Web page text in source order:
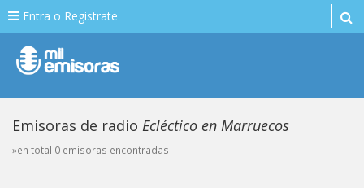
Entra o Registrate
Emisoras de radio Ecléctico en Marruecos
»en total 0 emisoras encontradas